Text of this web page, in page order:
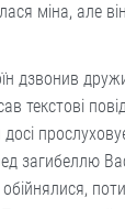
міна, але
дзвонив
текстові
загибеллю
обійнялися,